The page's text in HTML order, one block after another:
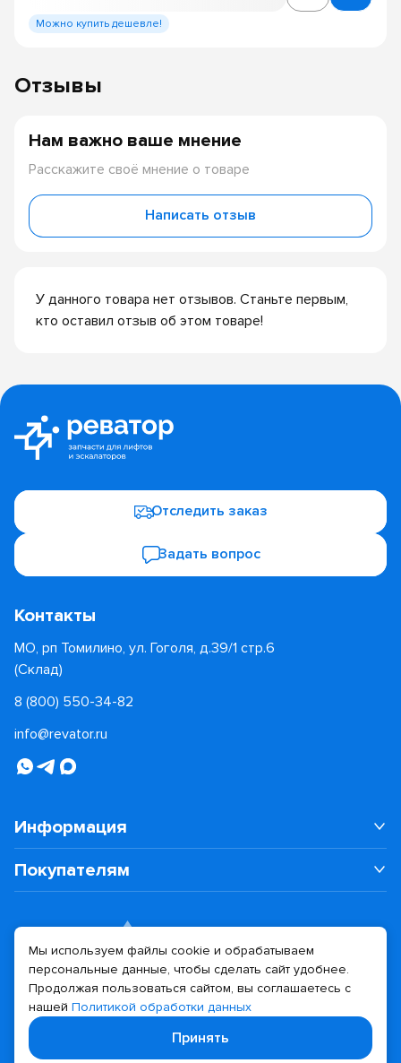
Можно купить дешевле!
Отзывы
У данного товара нет отзывов. Станьте первым,
кто оставил отзыв об этом товаре!
Нам важно ваше мнение
Расскажите своё мнение о товаре
Написать отзыв
Отследить заказ
Задать вопрос
Контакты
МО, рп Томилино, ул. Гоголя, д.39/1 стр.6
(Склад)
8 (800) 550-34-82
info@revator.ru
Информация
Покупателям
Политика конфиденциальности
Дизайн сайта Разработка сайта
Мы используем файлы cookie и обрабатываем
персональные данные, чтобы сделать сайт удобнее.
Продолжая пользоваться сайтом, вы соглашаетесь с
нашей Политикой обработки данных
Принять